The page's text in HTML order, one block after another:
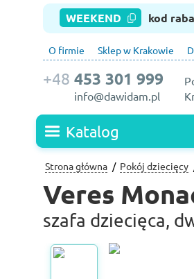
WEEKEND kod
O firmie Sklep w Krakowie
+48 453 301 999
info@dawidam.pl
Katalog
Strona główna Pokój dziecięcy
Veres
szafa dziecięca,